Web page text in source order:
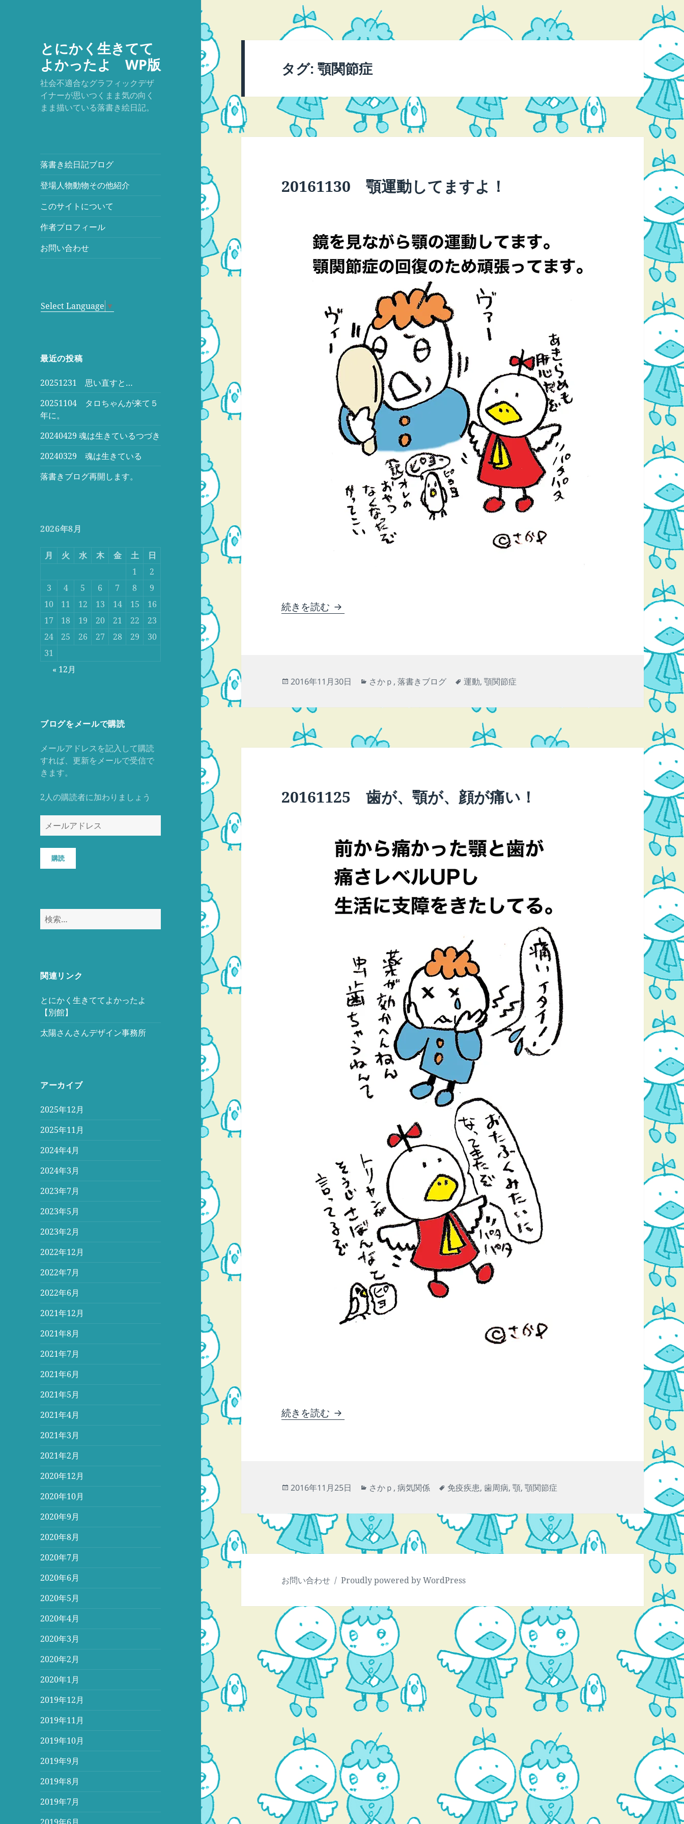
とにかく生きてて
よかったよ WP版
社会不適合なグラフィックデザ
イナーが思いつくまま気の向く
まま描いている落書き絵日記。
落書き絵日記ブログ
登場人物動物その他紹介
このサイトについて
作者プロフィール
お問い合わせ
Select Language ▼
最近の投稿
20251231 思い直すと…
20251104 タロちゃんが来て５
年に。
20240429 魂は生きているつづき
20240329 魂は生きている
落書きブログ再開します。
2026年8月
月 火 水 木 金 土
日
1
2
3
4 5 6 7 8
9
10
11 12 13 14 15
16
17
18 19 20 21 22
23
24
25 26 27 28 29
30
31
« 12月
ブログをメールで購読
メールアドレスを記入して購読
すれば、更新をメールで受信で
きます。
2人の購読者に加わりましょう
ー
ル
ド
購読
検
索:
関連リンク
とにかく生きててよかったよ
【別館】
太陽さんさんデザイン事務所
アーカイブ
2025年12月
2025年11月
2024年4月
2024年3月
2023年7月
2023年5月
2023年2月
2022年12月
2022年7月
2022年6月
2021年12月
2021年8月
2021年7月
2021年6月
2021年5月
2021年4月
2021年3月
2021年2月
2020年12月
2020年10月
2020年9月
2020年8月
2020年7月
2020年6月
2020年5月
2020年4月
2020年3月
2020年2月
2020年1月
2019年12月
2019年11月
2019年10月
2019年9月
2019年8月
2019年7月
タグ:顎関節症
20161130 顎運動してますよ！
続きを読む 20161130 顎運動してますよ！
投
日:
2016年11月30日
カ
ゴ
さかｐ ,落書きブログ
タ
運動,顎関節症
20161125 歯が、顎が、顔が痛い！
続きを読む 20161125 歯が、顎が、顔が痛い！
投
日:
2016年11月25日
カ
ゴ
リ
ー
さかｐ ,病気関係
タ
免疫疾患,歯周病,顎,顎関節症
お問い合わせ Proudly powered by WordPress